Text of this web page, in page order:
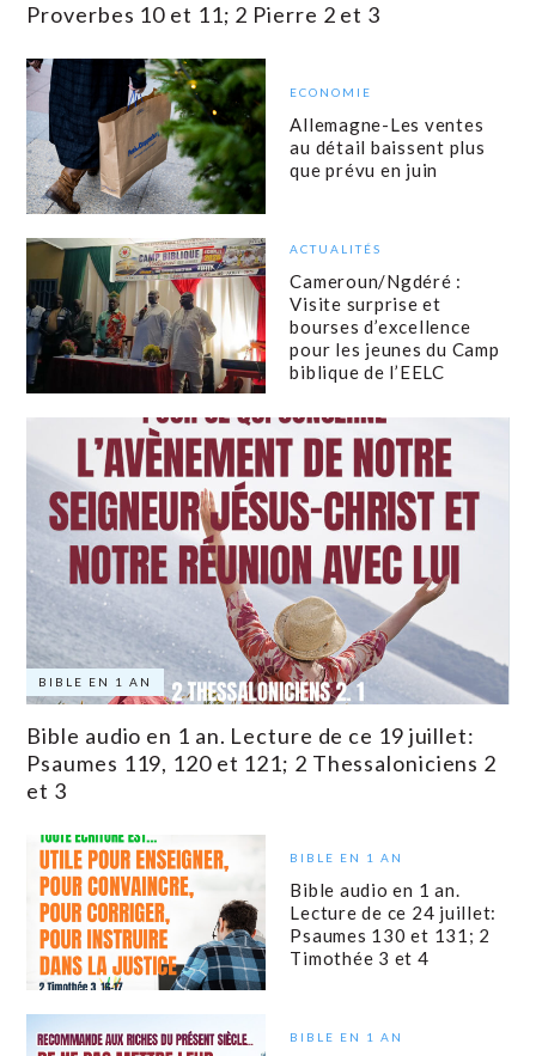
Proverbes 10 et 11; 2 Pierre 2 et 3
ECONOMIE
Allemagne-Les ventes
au détail baissent plus
que prévu en juin
ACTUALITÉS
Cameroun/Ngdéré :
Visite surprise et
bourses d’excellence
pour les jeunes du Camp
biblique de l’EELC
BIBLE EN 1 AN
Bible audio en 1 an. Lecture de ce 19 juillet:
Psaumes 119, 120 et 121; 2 Thessaloniciens 2
et 3
BIBLE EN 1 AN
Bible audio en 1 an.
Lecture de ce 24 juillet:
Psaumes 130 et 131; 2
Timothée 3 et 4
BIBLE EN 1 AN